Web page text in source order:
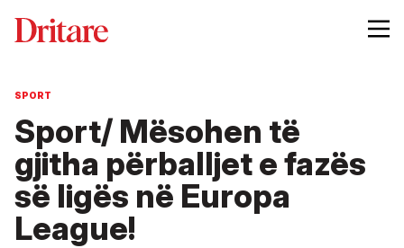
SPORT
Sport/ Mësohen të
gjitha përballjet e fazës
së ligës në Europa
League!